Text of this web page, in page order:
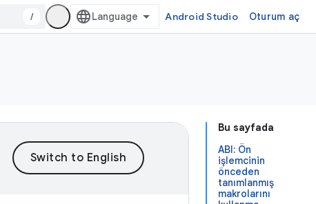
/ Android Studio Oturum aç
Bu sayfada
ABI: Ön
işlemcinin
önceden
tanımlanmış
makrolarını